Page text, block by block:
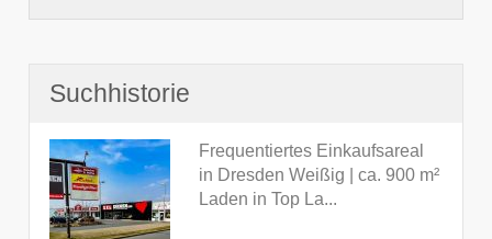
Suchhistorie
Frequentiertes Einkaufsareal
in Dresden Weißig | ca. 900 m²
Laden in Top La...